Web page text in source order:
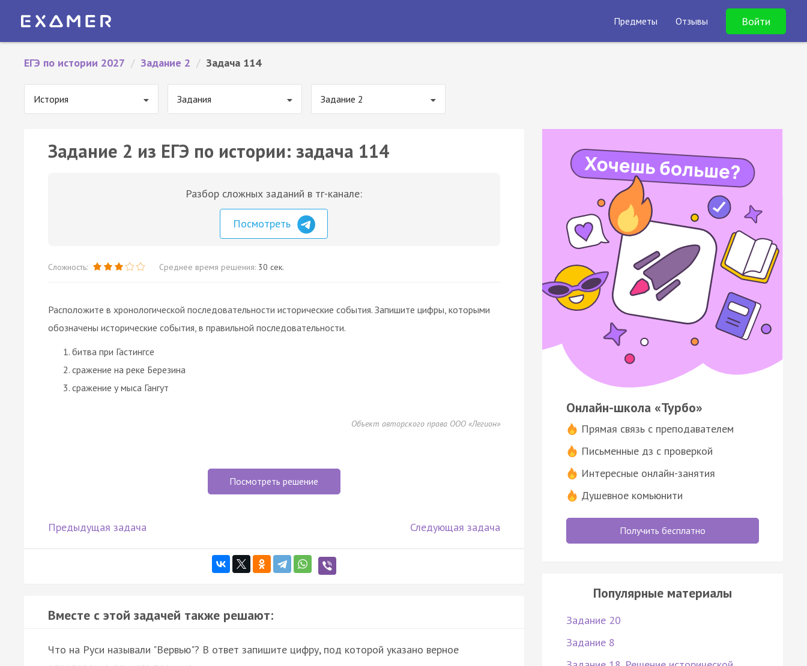
Предметы Отзывы Войти
ЕГЭ по истории 2027 / Задание 2 / Задача 114
История Задания Задание 2
Задание 2 из ЕГЭ по истории: задача 114
Разбор сложных заданий в тг-канале:
Посмотреть
Сложность: Среднее время решения: 30 сек.
Расположите в хронологической последовательности исторические события. Запишите цифры, которыми
обозначены исторические события, в правильной последовательности.
битва при Гастингсе
сражение на реке Березина
сражение у мыса Гангут
Объект авторского права ООО «Легион»
Посмотреть решение
Предыдущая задача Следующая задача
Вместе с этой задачей также решают:
Что на Руси называли "Вервью"? В ответ запишите цифру, под которой указано верное
Онлайн-школа «Турбо»
Прямая связь с преподавателем
Письменные дз с проверкой
Интересные онлайн-занятия
Душевное комьюнити
Получить бесплатно
Популярные материалы
Задание 20
Задание 8